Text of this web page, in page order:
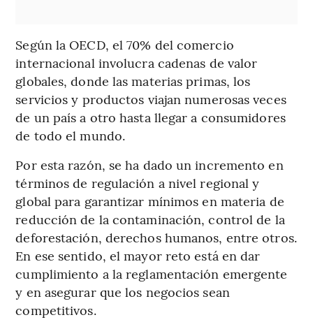
Según la OECD, el 70% del comercio
internacional involucra cadenas de valor
globales, donde las materias primas, los
servicios y productos viajan numerosas veces
de un país a otro hasta llegar a consumidores
de todo el mundo.
Por esta razón, se ha dado un incremento en
términos de regulación a nivel regional y
global para garantizar mínimos en materia de
reducción de la contaminación, control de la
deforestación, derechos humanos, entre otros.
En ese sentido, el mayor reto está en dar
cumplimiento a la reglamentación emergente
y en asegurar que los negocios sean
competitivos.